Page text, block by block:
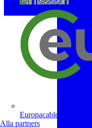
Europacable
Alla partners